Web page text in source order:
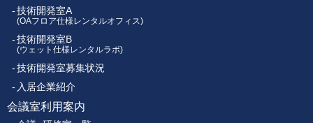
ー
メ
ニ
ュ
技術開発室A
(OAフロア仕様レンタルオフィス)
技術開発室B
(ウェット仕様レンタルラボ)
技術開発室募集状況
入居企業紹介
会議室利用案内